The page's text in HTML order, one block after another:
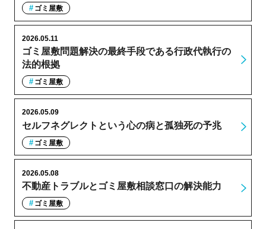
ゴミ屋敷
ゴミ屋敷問題解決の最終手段である行政代執行の
法的根拠
2026.05.11
ゴミ屋敷
セルフネグレクトという心の病と孤独死の予兆
2026.05.09
ゴミ屋敷
不動産トラブルとゴミ屋敷相談窓口の解決能力
2026.05.08
ゴミ屋敷